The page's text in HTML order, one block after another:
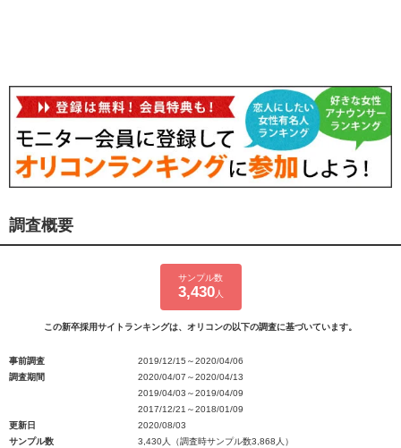
調査概要
サンプル数
3,430人
この新卒採用サイトランキングは、オリコンの以下の調査に基づいています。
事前調査
2019/12/15～2020/04/06
調査期間
2020/04/07～2020/04/13
2019/04/03～2019/04/09
2017/12/21～2018/01/09
更新日
2020/08/03
サンプル数
3,430人（調査時サンプル数3,868人）